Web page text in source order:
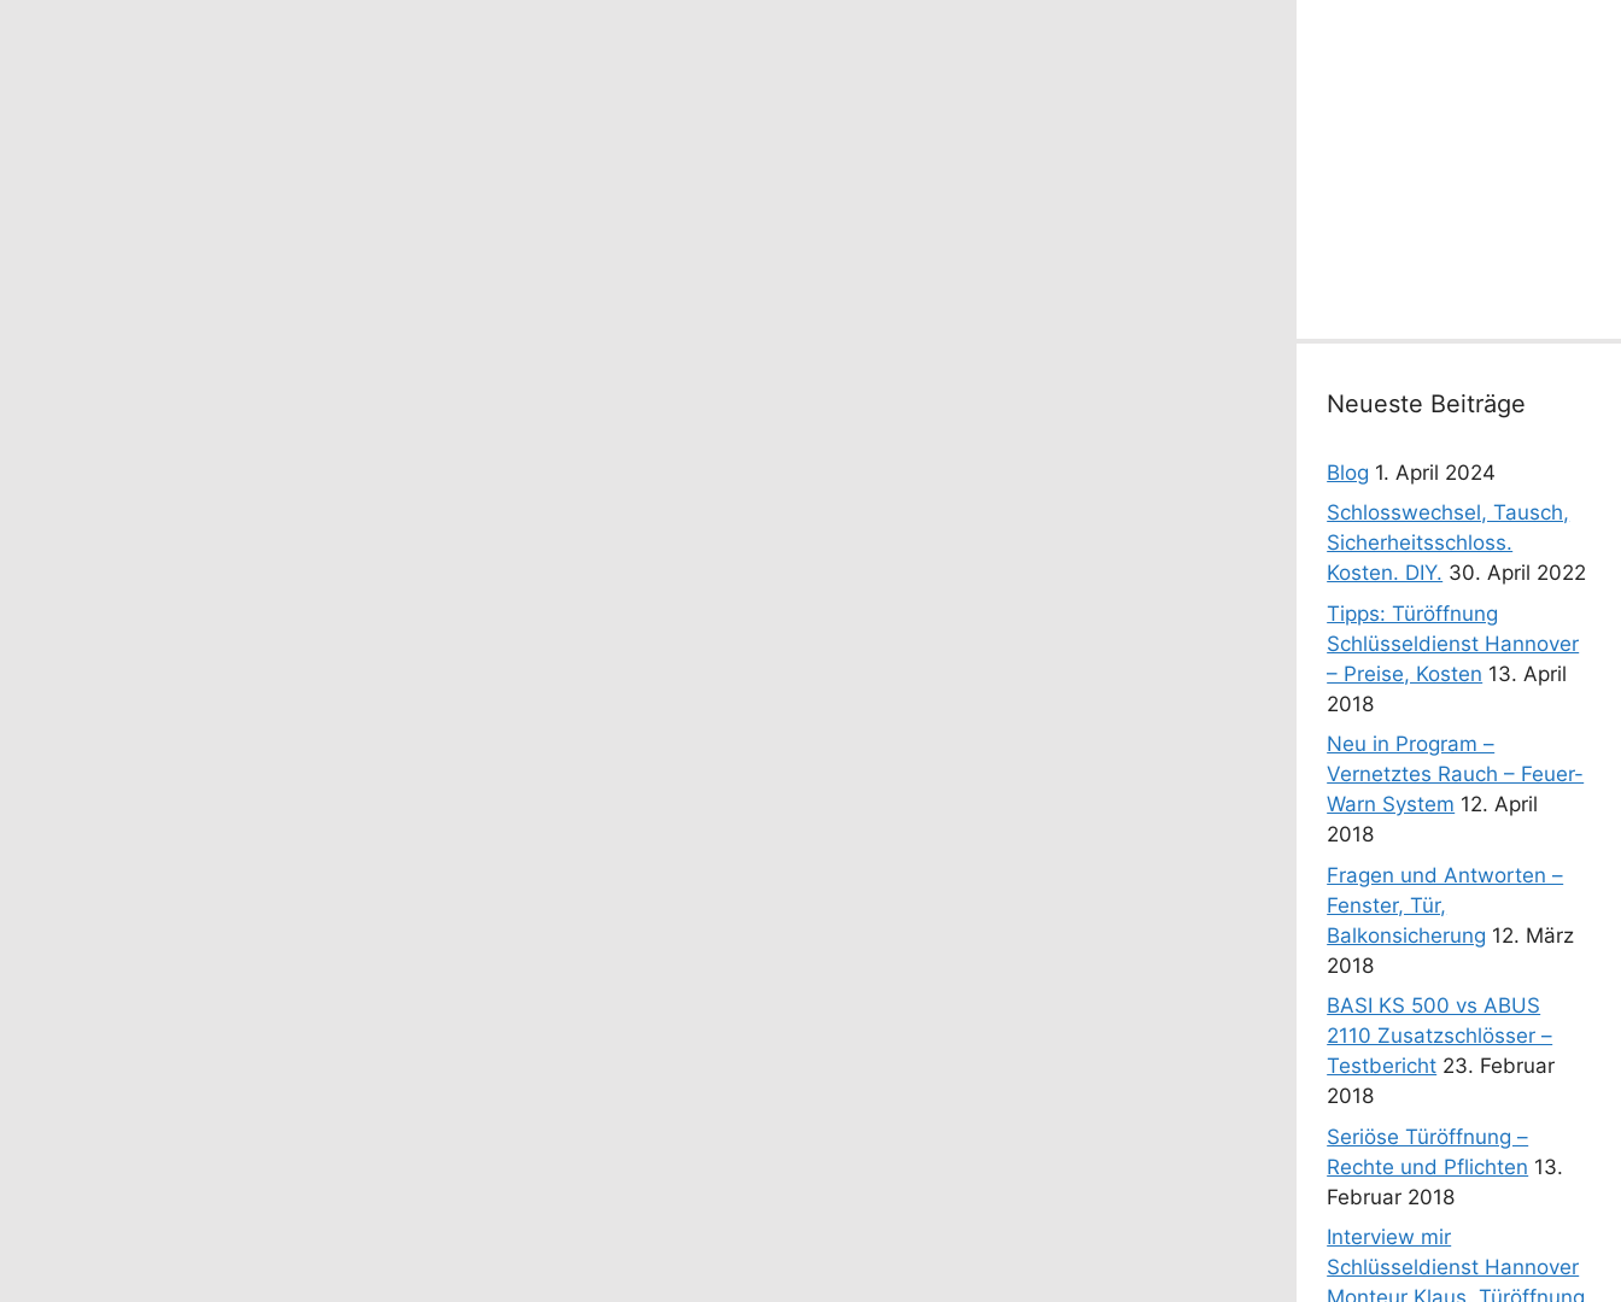
Neueste Beiträge
Blog 1. April 2024
Schlosswechsel, Tausch,
Sicherheitsschloss.
Kosten. DIY. 30. April 2022
Tipps: Türöffnung
Schlüsseldienst Hannover
– Preise, Kosten 13. April
2018
Neu in Program –
Vernetztes Rauch – Feuer-
Warn System 12. April
2018
Fragen und Antworten –
Fenster, Tür,
Balkonsicherung 12. März
2018
BASI KS 500 vs ABUS
2110 Zusatzschlösser –
Testbericht 23. Februar
2018
Seriöse Türöffnung –
Rechte und Pflichten 13.
Februar 2018
Interview mir
Schlüsseldienst Hannover